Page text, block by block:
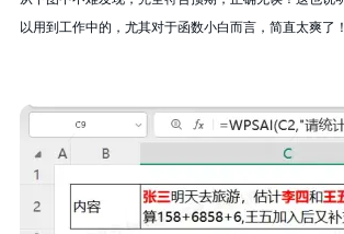
以用到工作中的，尤其对于函数小白而言，简直太爽了！